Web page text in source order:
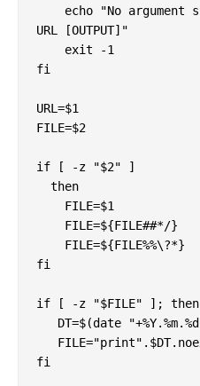
URL [OUTPUT]"
fi
URL=$1
FILE=$2
if [ -z "$2" ]
fi
if [ -z "$FILE" ]; then
fi